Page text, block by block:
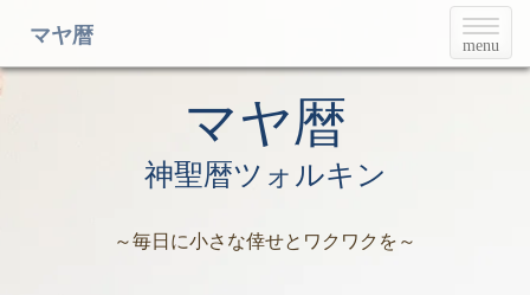
T
o
g
menu
マヤ暦
マヤ暦
神聖暦ツォルキン
～毎日に小さな倖せとワクワクを～